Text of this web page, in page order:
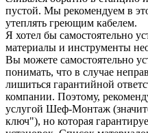
пустой. Мы рекомендуем в
утеплять греющим кабелем.
Я хотел бы самостоятельно
материалы и инструменты
Вы можете самостоятельно
понимать, что в случае
лишиться гарантийной
компании. Поэтому,
услугой Шеф-Монтаж
ключ"), но которая